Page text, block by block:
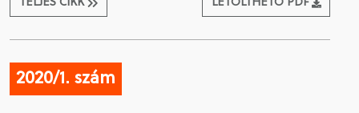
TELJES CIKK LETÖLTHETŐ PDF
2020/1. szám